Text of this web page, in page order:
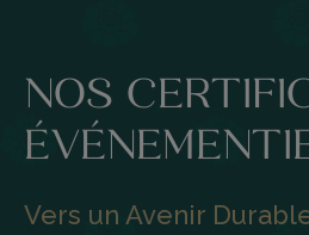
NOS
Vers un Avenir